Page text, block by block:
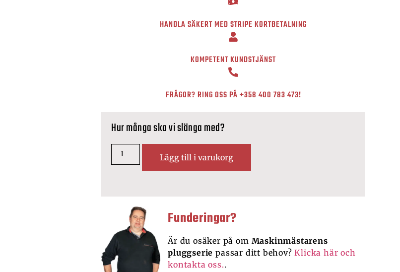
HANDLA SÄKERT MED STRIPE KORTBETALNING
KOMPETENT KUNDSTJÄNST
FRÅGOR? RING OSS PÅ+358 400 783 473!
Hur många ska vi slänga med?
Lägg till i varukorg
Funderingar?
Är du osäker på om Maskinmästarens
pluggseriepassar ditt behov?Klicka här och
kontakta oss..